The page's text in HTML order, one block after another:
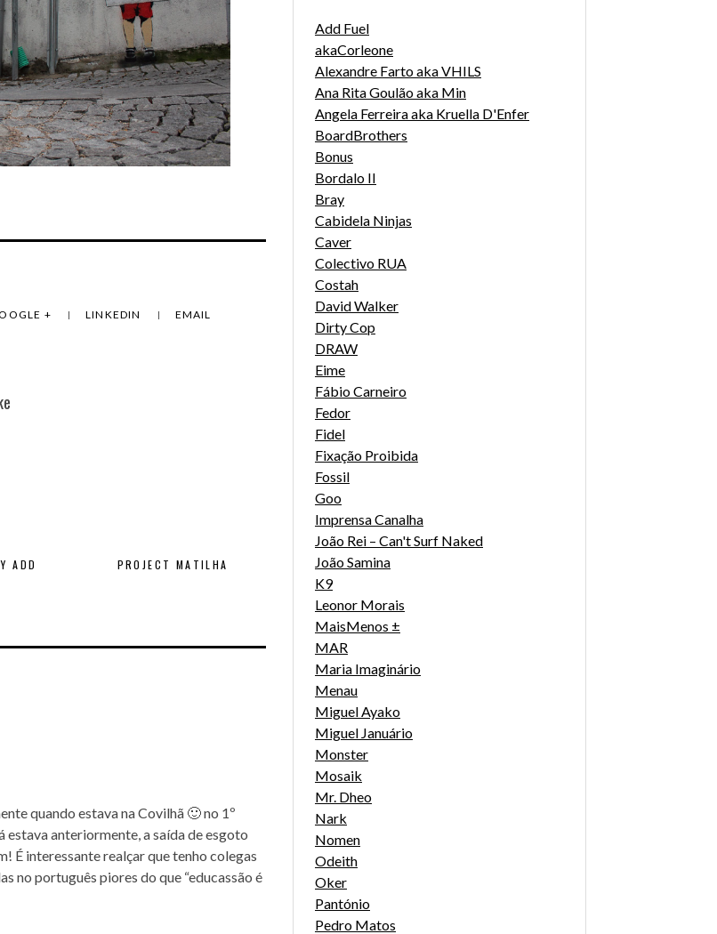
+ LINKEDIN EMAIL
ADD
PROJECT MATILHA
quando estava na Covilhã 🙂 no 1º
estava anteriormente, a saída de esgoto
É interessante realçar que tenho colegas
no português piores do que “educassão é
Add Fuel
akaCorleone
Alexandre Farto aka VHILS
Ana Rita Goulão aka Min
Angela Ferreira aka Kruella D'Enfer
BoardBrothers
Bonus
Bordalo II
Bray
Cabidela Ninjas
Caver
Colectivo RUA
Costah
David Walker
Dirty Cop
DRAW
Eime
Fábio Carneiro
Fedor
Fidel
Fixação Proibida
Fossil
Goo
Imprensa Canalha
João Rei – Can't Surf Naked
João Samina
K9
Leonor Morais
MaisMenos ±
MAR
Maria Imaginário
Menau
Miguel Ayako
Miguel Januário
Monster
Mosaik
Mr. Dheo
Nark
Nomen
Odeith
Oker
Pantónio
Pedro Matos